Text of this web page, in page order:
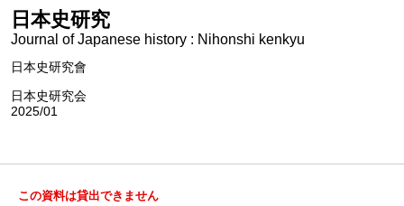
日本史研究
Journal of Japanese history : Nihonshi kenkyu
日本史研究會
日本史研究会
2025/01
この資料は貸出できません